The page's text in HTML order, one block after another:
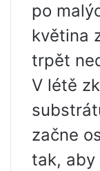
po
květina
trpět
V létě
začne
tak, aby